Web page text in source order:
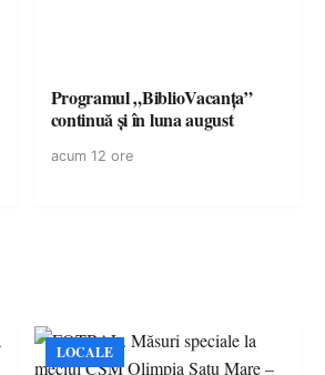
Programul „BiblioVacanța”
continuă și în luna august
acum 12 ore
LOCALE